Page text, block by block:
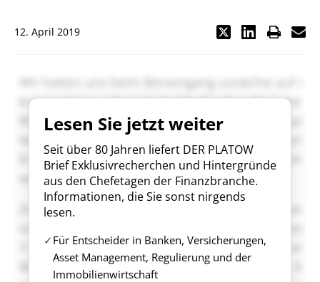
12. April 2019
Lesen Sie jetzt weiter
Seit über 80 Jahren liefert DER PLATOW
Brief Exklusivrecherchen und Hintergründe
aus den Chefetagen der Finanzbranche.
Informationen, die Sie sonst nirgends
lesen.
Für Entscheider in Banken, Versicherungen,
Asset Management, Regulierung und der
Immobilienwirtschaft